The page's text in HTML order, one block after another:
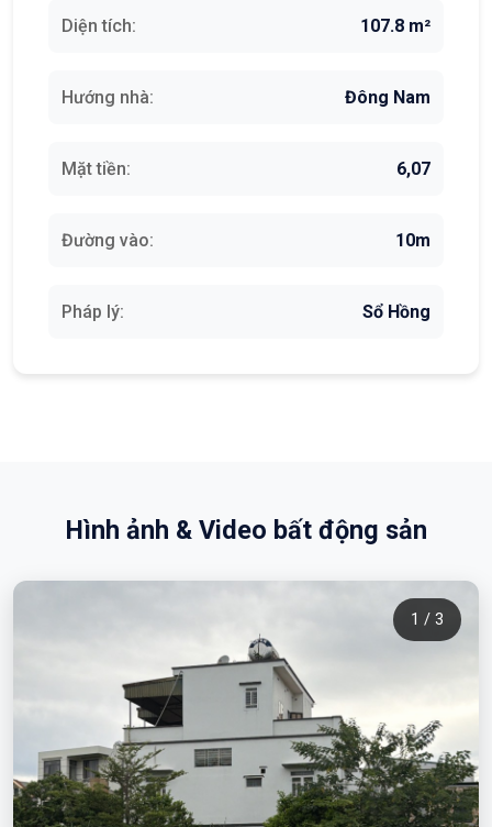
Diện tích: 107.8 m²
Hướng nhà: Đông Nam
Mặt tiền: 6,07
Đường vào: 10m
Pháp lý: Sổ Hồng
Hình ảnh & Video bất động sản
1 / 3